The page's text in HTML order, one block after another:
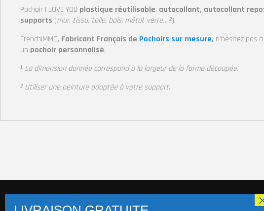
Pochoir I LOVE YOU plastique réutilisable, autocollant, autocollant
supports (mur, tissu, toile, bois, métal, verre… ²).
FrenchIMMO, Fabricant Français de Pochoirs sur mesure, n’hésitez pas
un pochoir personnalisé.
¹ La dimension donnée correspond à la largeurde la forme découpée.
² Utiliser une peinture adaptée à votre support.
Pochoir Café,